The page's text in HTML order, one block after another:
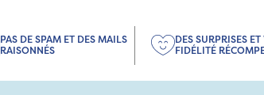
PAS DE SPAM ET DES MAILS
RAISONNÉS
DES SURPRISES
FIDÉLITÉ